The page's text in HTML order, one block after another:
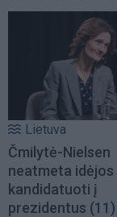
Lietuva
Čmilytė-Nielsen
neatmeta idėjos
kandidatuoti į
prezidentus (11)